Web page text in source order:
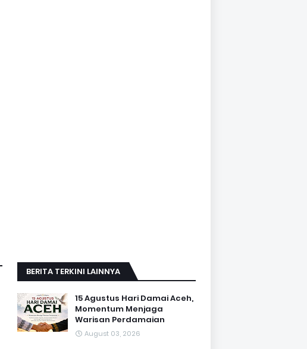
BERITA TERKINI LAINNYA
15 Agustus Hari Damai Aceh,
Momentum Menjaga
Warisan Perdamaian
August 03, 2026